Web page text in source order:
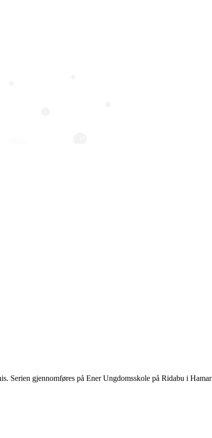
Serien gjennomføres på Ener Ungdomsskole på Ridabu i Hamar